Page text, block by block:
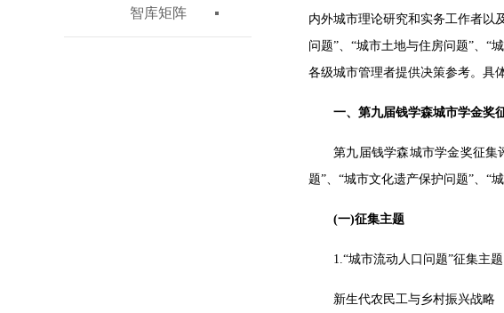
智库矩阵
内外城市理论研究和实务工作者以
问题”、“城市土地与住房问题”、“
各级城市管理者提供决策参考。具
一、第九届钱学森城市学金奖
第九届钱学森城市学金奖征集
题”、“城市文化遗产保护问题”、“
(一)征集主题
1.“城市流动人口问题”征集主题
新生代农民工与乡村振兴战略